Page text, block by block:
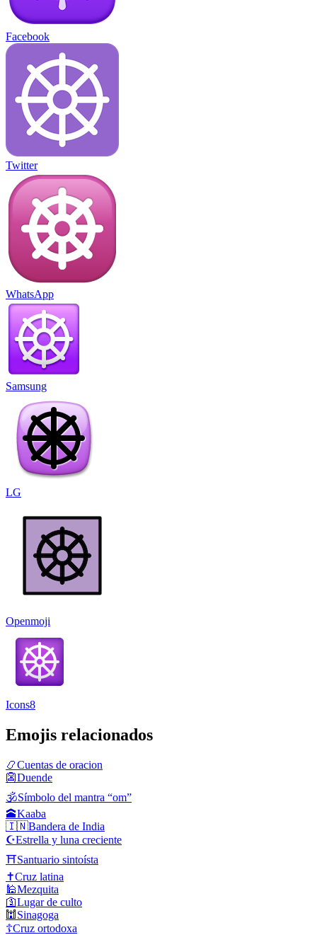
Facebook
Twitter
WhatsApp
Samsung
LG
Openmoji
Icons8
Emojis relacionados
📿Cuentas de oracion
👺Duende
🕉️Símbolo del mantra “om”
🕋Kaaba
🇮🇳Bandera de India
☪️Estrella y luna creciente
⛩️Santuario sintoísta
✝️Cruz latina
🕌Mezquita
🛐Lugar de culto
🕍 Sinagoga
☦️Cruz ortodoxa